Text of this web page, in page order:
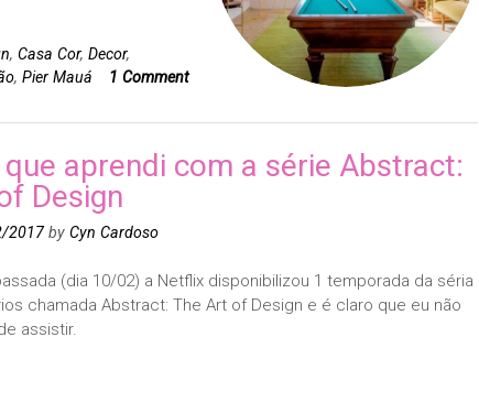
, Casa Cor, Decor,
, Pier Mauá 1 Comment
aprendi com a série Abstract:
Design
2017by Cyn Cardoso
(dia 10/02) a Netflix disponibilizou 1 temporada da séria
chamada Abstract: The Art of Design e é claro que eu não
assistir.